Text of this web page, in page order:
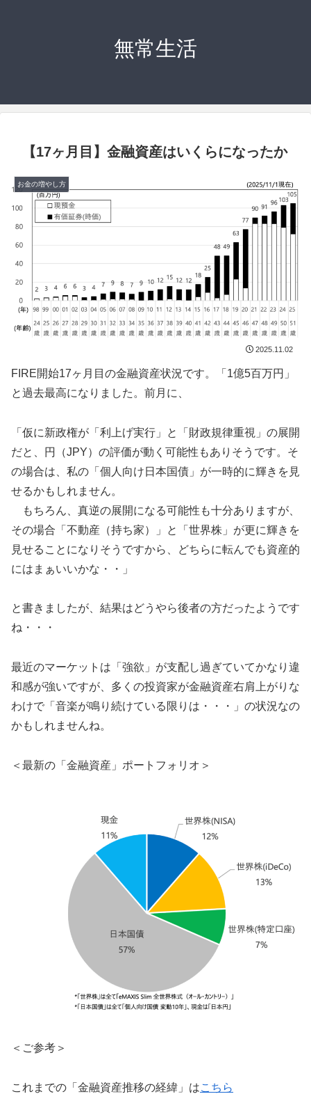
無常生活
【17ヶ月目】金融資産はいくらになったか
お金の増やし方
2025.11.02
FIRE開始17ヶ月目の金融資産状況です。「1億5百万円」
と過去最高になりました。前月に、
「仮に新政権が「利上げ実行」と「財政規律重視」の展開
だと、円（JPY）の評価が動く可能性もありそうです。そ
の場合は、私の「個人向け日本国債」が一時的に輝きを見
せるかもしれません。
もちろん、真逆の展開になる可能性も十分ありますが、
その場合「不動産（持ち家）」と「世界株」が更に輝きを
見せることになりそうですから、どちらに転んでも資産的
にはまぁいいかな・・」
と書きましたが、結果はどうやら後者の方だったようです
ね・・・
最近のマーケットは「強欲」が支配し過ぎていてかなり違
和感が強いですが、多くの投資家が金融資産右肩上がりな
わけで「音楽が鳴り続けている限りは・・・」の状況なの
かもしれませんね。
＜最新の「金融資産」ポートフォリオ＞
＜ご参考＞
これまでの「金融資産推移の経緯」はこちら